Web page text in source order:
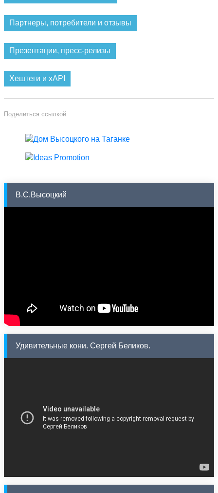
Партнеры, потребители и отзывы
Презентации, пресс-релизы
Хештеги и xAPI
Поделиться ссылкой
В.С.Высоцкий
Удивительные кони. Сергей Беликов.